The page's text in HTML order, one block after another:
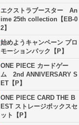
エクストラブースター An
ime 25th collection【EB-0
2】
始めようキャンペーン プロ
モーションパック【P】
ONE PIECE カードゲー
ム 2nd ANNIVERSARY S
ET【P】
ONE PIECE CARD THE B
EST ストレージボックスセ
ット【P】